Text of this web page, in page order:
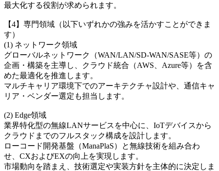
最大化する役割が求められます。
【4】専門領域（以下いずれかの強みを活かすことができま
す）
(1) ネットワーク領域
グローバルネットワーク（WAN/LAN/SD-WAN/SASE等）の
企画・構築を主導し、クラウド統合（AWS、Azure等）を含
めた最適化を推進します。
マルチキャリア環境下でのアーキテクチャ設計や、通信キャ
リア・ベンダー選定も担当します。
(2) Edge領域
業界特化型の無線LANサービスを中心に、IoTデバイスから
クラウドまでのフルスタック構成を設計します。
ローコード開発基盤（ManaPlaS）と無線技術を組み合わ
せ、CXおよびEXの向上を実現します。
市場動向を踏まえ、技術選定や実装方針を主体的に決定しま